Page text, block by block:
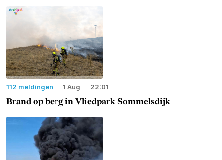
112 meldingen 1 Aug 22:01
Brand op berg in Vliedpark Sommelsdijk